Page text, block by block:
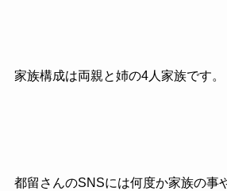
家族構成は両親と姉の4人家族です。
都留さんのSNSには何度か家族の事